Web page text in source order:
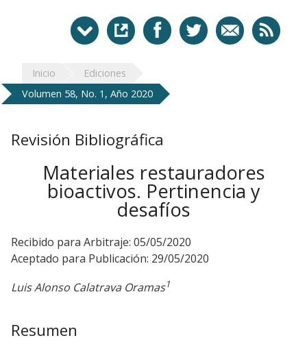
Inicio
Ediciones
Volumen 58, No. 1, Año 2020
Revisión Bibliográfica
Materiales restauradores
bioactivos. Pertinencia y
desafíos
Recibido para Arbitraje: 05/05/2020
Aceptado para Publicación: 29/05/2020
Luis Alonso Calatrava Oramas1
Resumen